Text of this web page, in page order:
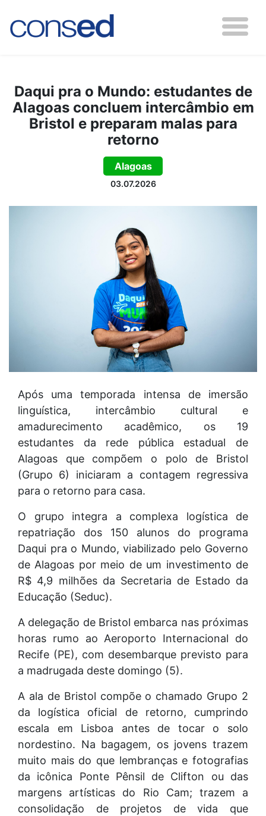
Daqui pra o Mundo: estudantes de
Alagoas concluem intercâmbio em
Bristol e preparam malas para
retorno
Alagoas
03.07.2026
Após uma temporada intensa de imersão
linguística, intercâmbio cultural e
amadurecimento acadêmico, os 19
estudantes da rede pública estadual de
Alagoas que compõem o polo de Bristol
(Grupo 6) iniciaram a contagem regressiva
para o retorno para casa.
O grupo integra a complexa logística de
repatriação dos 150 alunos do programa
Daqui pra o Mundo, viabilizado pelo Governo
de Alagoas por meio de um investimento de
R$ 4,9 milhões da Secretaria de Estado da
Educação (Seduc).
A delegação de Bristol embarca nas próximas
horas rumo ao Aeroporto Internacional do
Recife (PE), com desembarque previsto para
a madrugada deste domingo (5).
A ala de Bristol compõe o chamado Grupo 2
da logística oficial de retorno, cumprindo
escala em Lisboa antes de tocar o solo
nordestino. Na bagagem, os jovens trazem
muito mais do que lembranças e fotografias
da icônica Ponte Pênsil de Clifton ou das
margens artísticas do Rio Cam; trazem a
consolidação de projetos de vida que